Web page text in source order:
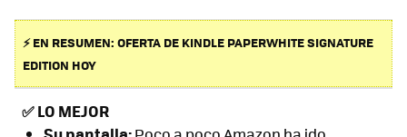
⚡ EN RESUMEN: OFERTA DE KINDLE PAPERWHITE SIGNATURE
EDITION HOY
✅LO MEJOR